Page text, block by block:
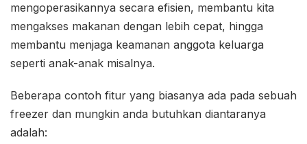
mengoperasikannya secara efisien, membantu kita
mengakses makanan dengan lebih cepat, hingga
membantu menjaga keamanan anggota keluarga
seperti anak-anak misalnya.
Beberapa contoh fitur yang biasanya ada pada sebuah
freezer dan mungkin anda butuhkan diantaranya
adalah: